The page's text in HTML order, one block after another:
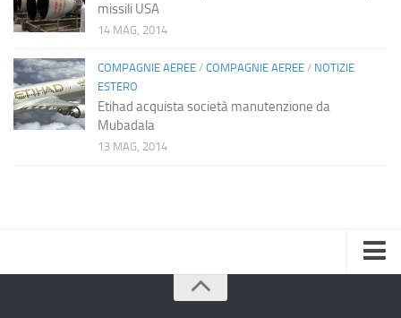
missili USA
14 MAG, 2014
COMPAGNIE AEREE / COMPAGNIE AEREE / NOTIZIE
ESTERO
Etihad acquista società manutenzione da
Mubadala
13 MAG, 2014